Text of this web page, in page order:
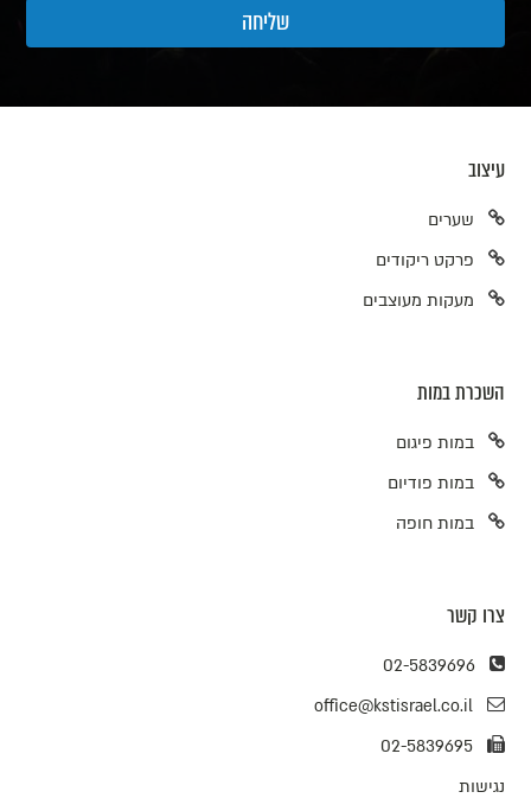
עיצוב
שערים
פרקט ריקודים
מעקות מעוצבים
השכרת במות
במות פיגום
במות פודיום
במות חופה
צרו קשר
02-5839696
office@kstisrael.co.il
02-5839695
נגישות